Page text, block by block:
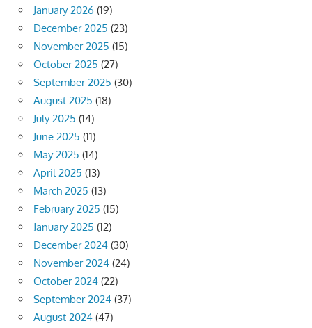
January 2026 (19)
December 2025 (23)
November 2025 (15)
October 2025 (27)
September 2025 (30)
August 2025 (18)
July 2025 (14)
June 2025 (11)
May 2025 (14)
April 2025 (13)
March 2025 (13)
February 2025 (15)
January 2025 (12)
December 2024 (30)
November 2024 (24)
October 2024 (22)
September 2024 (37)
August 2024 (47)